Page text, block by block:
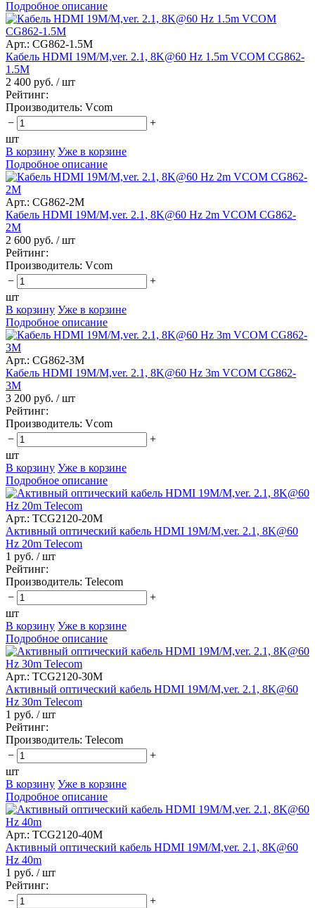
Подробное описание
Арт.: CG862-1.5M
Кабель HDMI 19M/M,ver. 2.1, 8K@60 Hz 1.5m VCOM CG862-
1.5M
2 400 руб. / шт
Рейтинг:
Производитель: Vcom
−
+
шт
В корзину Уже в корзине
Подробное описание
Арт.: CG862-2M
Кабель HDMI 19M/M,ver. 2.1, 8K@60 Hz 2m VCOM CG862-
2M
2 600 руб. / шт
Рейтинг:
Производитель: Vcom
−
+
шт
В корзину Уже в корзине
Подробное описание
Арт.: CG862-3M
Кабель HDMI 19M/M,ver. 2.1, 8K@60 Hz 3m VCOM CG862-
3M
3 200 руб. / шт
Рейтинг:
Производитель: Vcom
−
+
шт
В корзину Уже в корзине
Подробное описание
Арт.: TCG2120-20M
Активный оптический кабель HDMI 19M/M,ver. 2.1, 8K@60
Hz 20m Telecom
1 руб. / шт
Рейтинг:
Производитель: Telecom
−
+
шт
В корзину Уже в корзине
Подробное описание
Арт.: TCG2120-30M
Активный оптический кабель HDMI 19M/M,ver. 2.1, 8K@60
Hz 30m Telecom
1 руб. / шт
Рейтинг:
Производитель: Telecom
−
+
шт
В корзину Уже в корзине
Подробное описание
Арт.: TCG2120-40M
Активный оптический кабель HDMI 19M/M,ver. 2.1, 8K@60
Hz 40m
1 руб. / шт
Рейтинг:
−
+